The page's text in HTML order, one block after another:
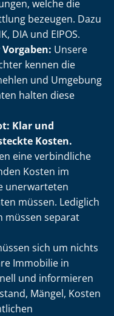
welche die
bezeugen. Dazu
DIA und EIPOS.
Unsere
kennen die
und Umgebung
halten diese
Klar und
Kosten.
eine verbindliche
Kosten im
unerwarteten
müssen. Lediglich
müssen separat
sich um nichts
Immobilie in
und informieren
Mängel, Kosten